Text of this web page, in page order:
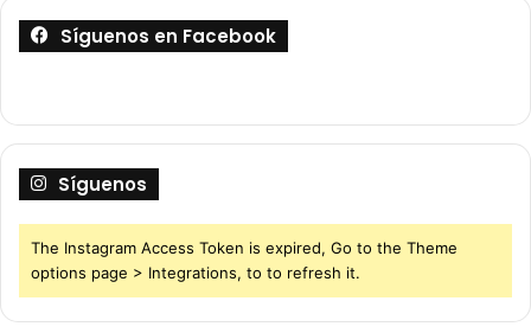
Síguenos en Facebook
Síguenos
The Instagram Access Token is expired, Go to the Theme
options page > Integrations, to to refresh it.